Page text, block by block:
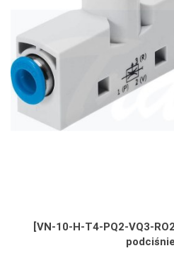
[VN-10-H-T4-PQ2-VQ3-